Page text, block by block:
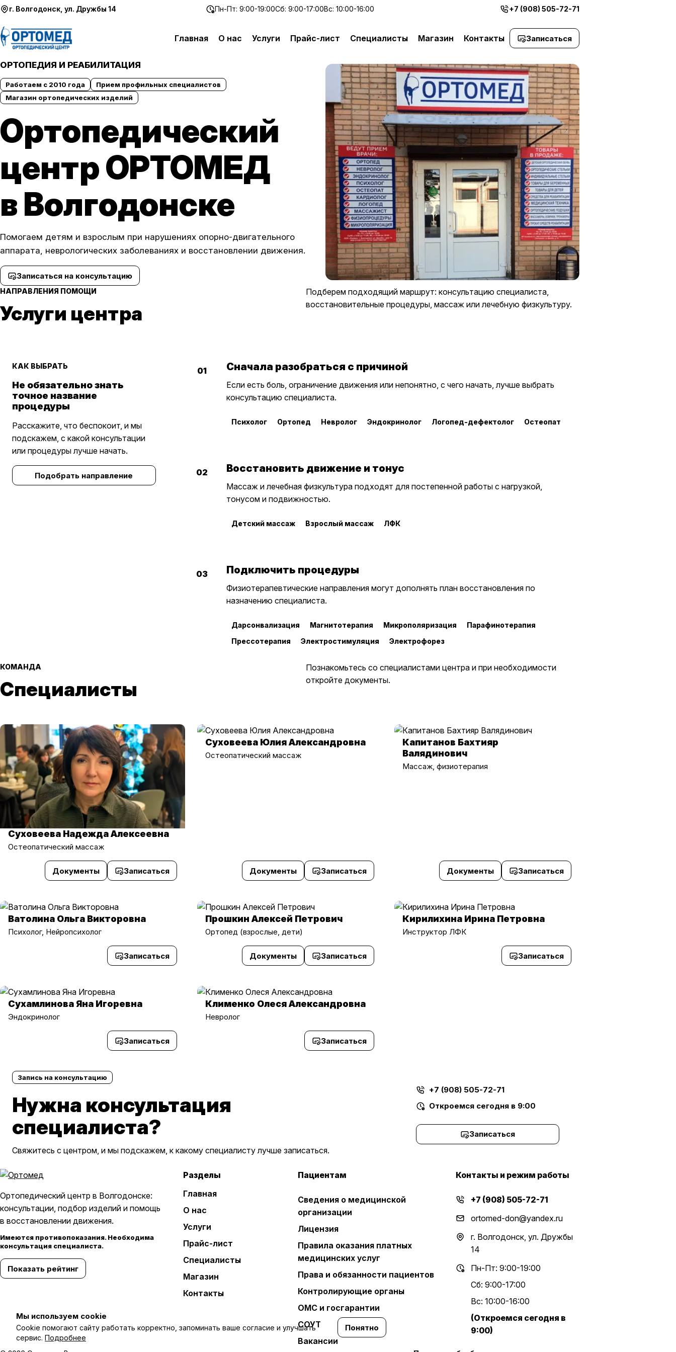
Перейти к содержимому
г. Волгодонск, ул. Дружбы 14 Пн-Пт: 9:00-19:00Сб: 9:00-17:00Вс: 10:00-16:00 +7 (908) 505-72-71
Главная О нас Услуги Прайс-лист Специалисты Магазин Контакты Записаться
ОРТОПЕДИЯ И РЕАБИЛИТАЦИЯ
Работаем с 2010 года
Прием профильных специалистов
Магазин ортопедических изделий
Ортопедический
центр ОРТОМЕД
в Волгодонске
Помогаем детям и взрослым при нарушениях опорно-двигательного
аппарата, неврологических заболеваниях и восстановлении движения.
Записаться на консультацию
НАПРАВЛЕНИЯ ПОМОЩИ
Услуги центра
Подберем подходящий маршрут: консультацию специалиста,
восстановительные процедуры, массаж или лечебную физкультуру.
КАК ВЫБРАТЬ
Не обязательно знать
точное название
процедуры
Расскажите, что беспокоит, и мы
подскажем, с какой консультации
или процедуры лучше начать.
Подобрать направление
01 Сначала разобраться с причиной
Если есть боль, ограничение движения или непонятно, с чего начать, лучше выбрать
консультацию специалиста.
Психолог Ортопед Невролог Эндокринолог Логопед-дефектолог Остеопат
02 Восстановить движение и тонус
Массаж и лечебная физкультура подходят для постепенной работы с нагрузкой,
тонусом и подвижностью.
Детский массаж Взрослый массаж ЛФК
03 Подключить процедуры
Физиотерапевтические направления могут дополнять план восстановления по
назначению специалиста.
Дарсонвализация Магнитотерапия Микрополяризация
Парафинотерапия
Прессотерапия
Электростимуляция Электрофорез
КОМАНДА
Специалисты
Познакомьтесь со специалистами центра и при необходимости
откройте документы.
Суховеева Надежда Алексеевна
Остеопатический массаж
Документы Записаться
Суховеева Юлия Александровна
Остеопатический массаж
Документы Записаться
Капитанов Бахтияр
Валядинович
Массаж, физиотерапия
Документы Записаться
Ватолина Ольга Викторовна
Психолог, Нейропсихолог
Записаться
Прошкин Алексей Петрович
Ортопед (взрослые, дети)
Документы Записаться
Кирилихина Ирина Петровна
Инструктор ЛФК
Записаться
Сухамлинова Яна Игоревна
Эндокринолог
Записаться
Клименко Олеся Александровна
Невролог
Записаться
Запись на консультацию
Нужна консультация
специалиста?
Свяжитесь с центром, и мы подскажем, к какому специалисту лучше записаться.
+7 (908) 505-72-71
Откроемся сегодня в 9:00
Записаться
Ортопедический центр в Волгодонске:
консультации, подбор изделий и помощь
в восстановлении движения.
Имеются противопоказания. Необходима
консультация специалиста.
Показать рейтинг
Разделы
Главная
О нас
Услуги
Прайс-лист
Специалисты
Магазин
Контакты
Пациентам
Сведения о медицинской
организации
Лицензия
Правила оказания платных
медицинских услуг
Права и обязанности пациентов
Контролирующие органы
ОМС и госгарантии
СОУТ
Вакансии
Контакты и режим работы
+7 (908) 505-72-71
ortomed-don@yandex.ru
г. Волгодонск, ул. Дружбы
14
Пн-Пт: 9:00-19:00
Сб: 9:00-17:00
Вс: 10:00-16:00
(Откроемся сегодня в
9:00)
Мы используем cookie
Cookie помогают сайту работать корректно, запоминать ваше согласие и улучшать
сервис. Подробнее
Понятно